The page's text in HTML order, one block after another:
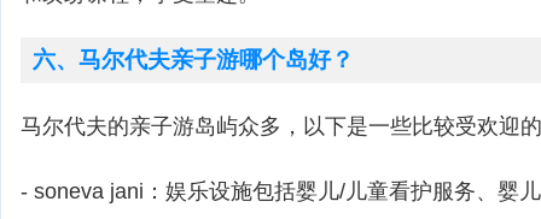
六、马尔代夫亲子游哪个岛好？
马尔代夫的亲子游岛屿众多，以下是一些比较受欢迎
- soneva jani：娱乐设施包括婴儿/儿童看护服务、婴